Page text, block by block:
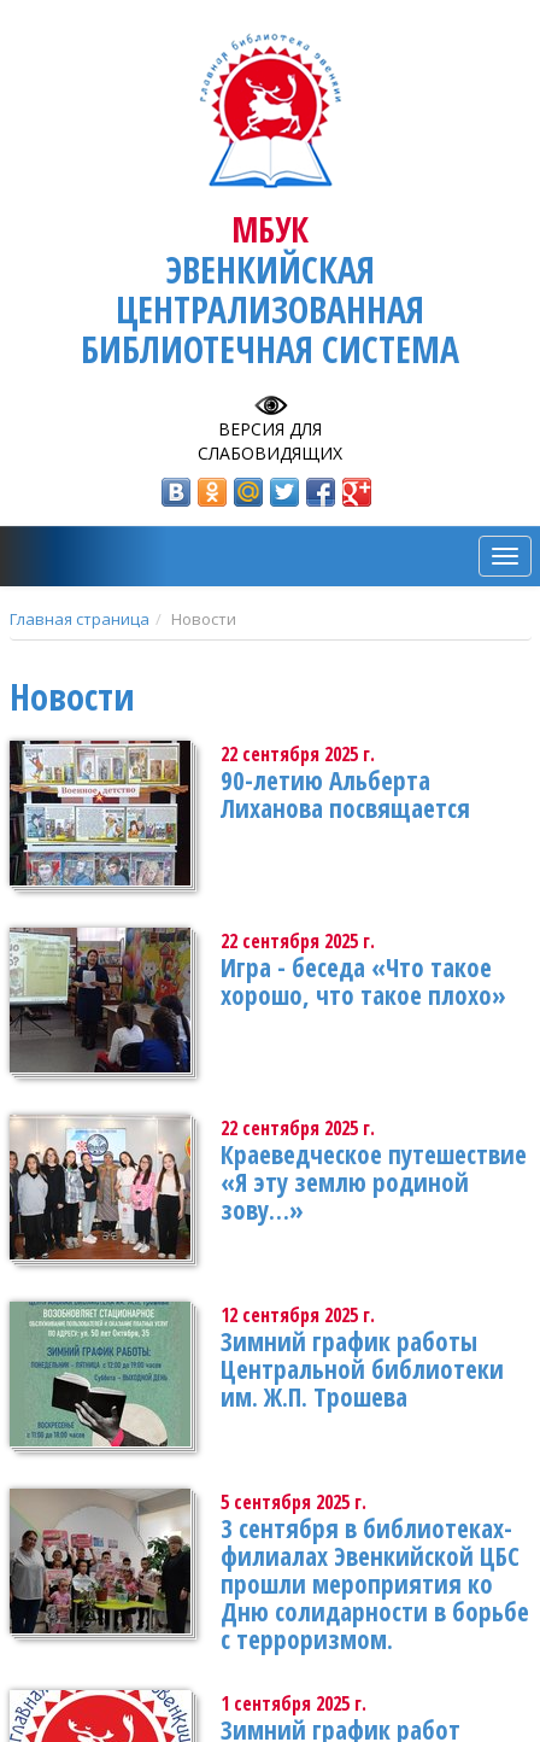
МБУК
ЭВЕНКИЙСКАЯ
ЦЕНТРАЛИЗОВАННАЯ
БИБЛИОТЕЧНАЯ СИСТЕМА
ВЕРСИЯ ДЛЯ
СЛАБОВИДЯЩИХ
Главная страница Новости
Новости
22 сентября 2025 г.
90-летию Альберта
Лиханова посвящается
22 сентября 2025 г.
Игра - беседа «Что такое
хорошо, что такое плохо»
22 сентября 2025 г.
Краеведческое путешествие
«Я эту землю родиной
зову…»
12 сентября 2025 г.
Зимний график работы
Центральной библиотеки
им. Ж.П. Трошева
5 сентября 2025 г.
3 сентября в библиотеках-
филиалах Эвенкийской ЦБС
прошли мероприятия ко
Дню солидарности в борьбе
с терроризмом.
1 сентября 2025 г.
Зимний график работ